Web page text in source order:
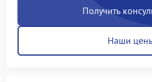
Получить
Наши